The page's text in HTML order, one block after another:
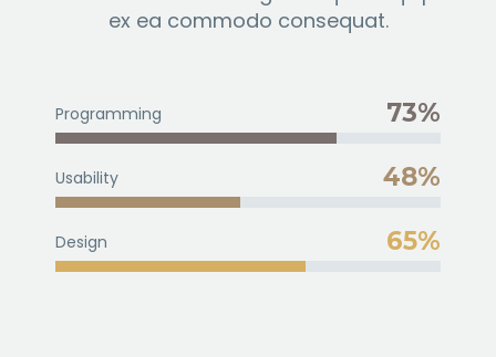
ex ea commodo consequat.
Programming 73%
Usability 48%
Design 65%